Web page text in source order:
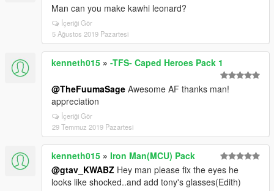
Man can you make kawhi leonard?
İçeriği Gör
5 Ağustos 2019 Pazartesi
kenneth015 » -TFS- Caped Heroes Pack 1
@TheFuumaSage Awesome AF thanks man!
appreciation
İçeriği Gör
29 Temmuz 2019 Pazartesi
kenneth015 » Iron Man(MCU) Pack
@gtav_KWABZ Hey man please fix the eyes he
looks like shocked..and add tony's glasses(Edith)